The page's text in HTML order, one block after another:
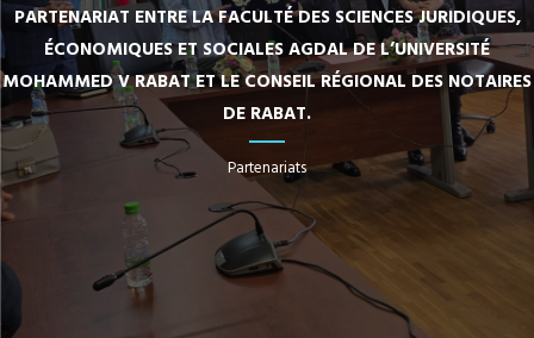
PARTENARIAT ENTRE LA FACULTÉ DES SCIENCES JURIDIQUES,
ÉCONOMIQUES ET SOCIALES AGDAL DE L’UNIVERSITÉ
MOHAMMED V RABAT ET LE CONSEIL RÉGIONAL DES NOTAIRES
DE RABAT.
Partenariats